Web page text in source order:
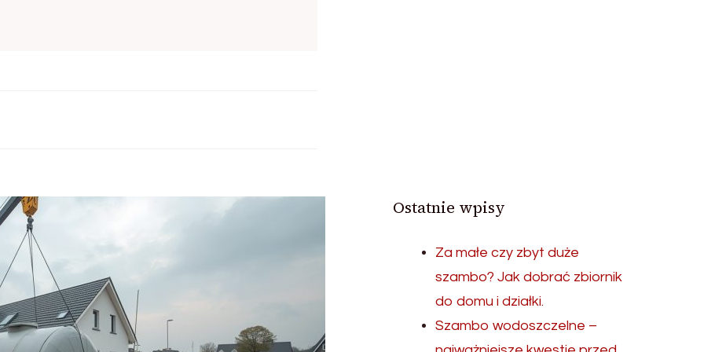
Ostatnie wpisy
Za małe czy zbyt duże
szambo? Jak dobrać zbiornik
do domu i działki.
Szambo wodoszczelne –